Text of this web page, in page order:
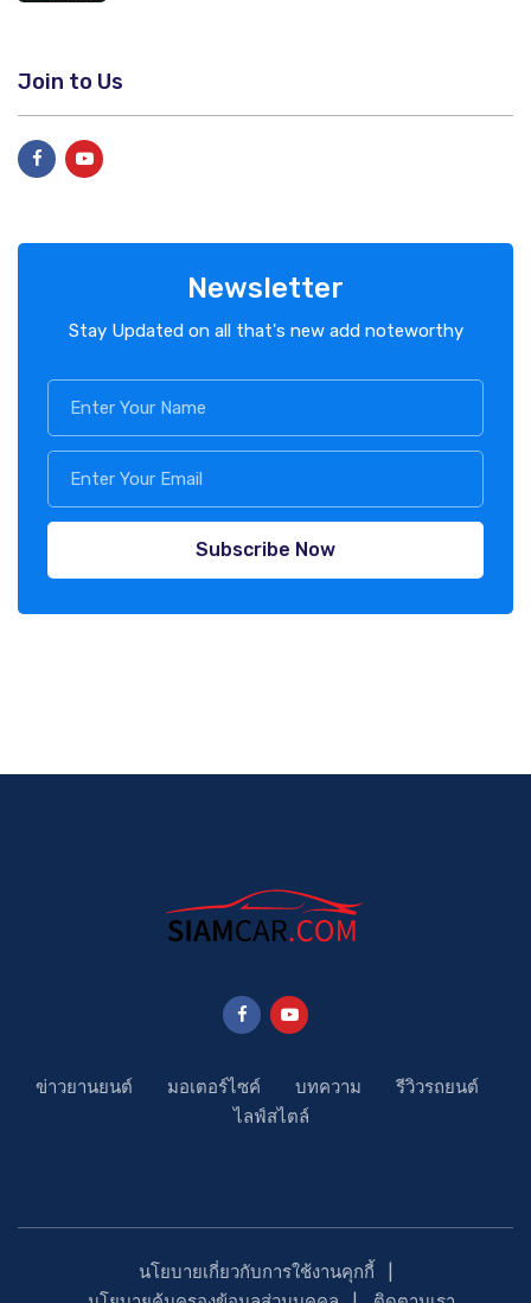
Join to Us
Newsletter
Stay Updated on all that's new add noteworthy
Subscribe Now
ข่าวยานยนต์ มอเตอร์ไซค์ บทความ
รีวิวรถยนต์
ไลฟ์สไตล์
นโยบายเกี่ยวกับการใช้งานคุกกี้